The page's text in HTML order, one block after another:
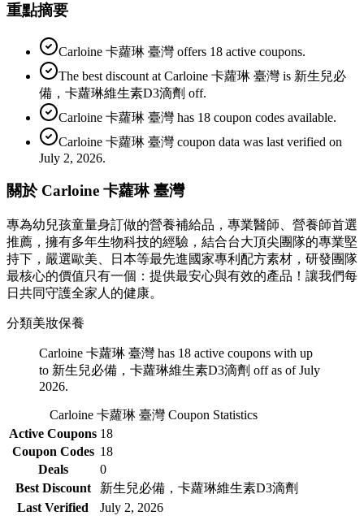
重點摘要
Carloine 卡蘿琳 臺灣 offers 18 active coupons.
The best discount at Carloine 卡蘿琳 臺灣 is 新生兒必
備，卡蘿琳維生素D3滴劑 off.
Carloine 卡蘿琳 臺灣 has 18 coupon codes available.
Carloine 卡蘿琳 臺灣 coupon data was last verified on
July 2, 2026.
關於 Carloine 卡蘿琳 臺灣
專為幼兒孩童量身訂做的營養補給品，專業醫師、營養師首選
推薦，擁有多年生物科技的經驗，結合台大頂尖團隊的專業堅
持下，嚴選歐美、日本等最先進國家專利配方素材，研發團隊
最核心的價值只有一個：提供最安心與有效的產品！讓我們每
日共同守護全家人的健康。
分類美妝保養
Carloine 卡蘿琳 臺灣 has 18 active coupons with up
to 新生兒必備，卡蘿琳維生素D3滴劑 off as of July
2026.
Carloine 卡蘿琳 臺灣 Coupon Statistics
Active Coupons 18
Coupon Codes 18
Deals
0
Best Discount
新生兒必備，卡蘿琳維生素D3滴劑
Last Verified
July 2, 2026